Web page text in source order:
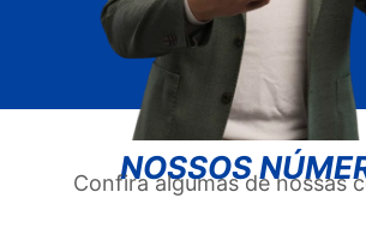
NOSSOS
Confira algumas de nossas